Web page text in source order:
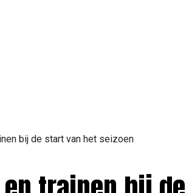
bij de start van het seizoen